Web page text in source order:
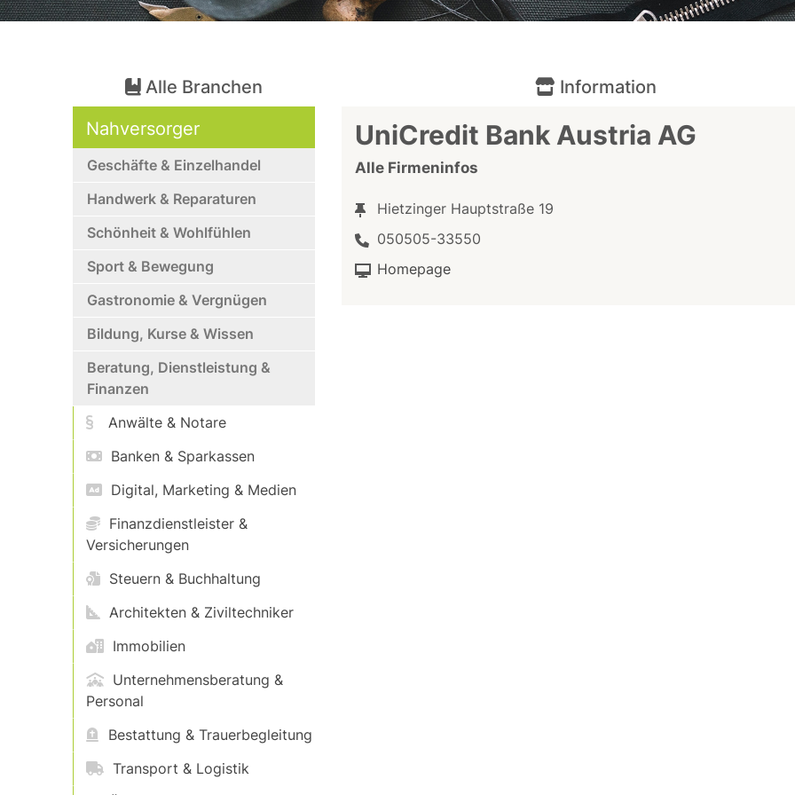
Alle Branchen
Information
Nahversorger
Geschäfte & Einzelhandel
Handwerk & Reparaturen
Schönheit & Wohlfühlen
Sport & Bewegung
Gastronomie & Vergnügen
Bildung, Kurse & Wissen
Beratung, Dienstleistung &
Finanzen
Anwälte & Notare
Banken & Sparkassen
Digital, Marketing & Medien
Finanzdienstleister &
Versicherungen
Steuern & Buchhaltung
Architekten & Ziviltechniker
Immobilien
Unternehmensberatung &
Personal
Bestattung & Trauerbegleitung
Transport & Logistik
UniCredit Bank Austria AG
Alle Firmeninfos
Hietzinger Hauptstraße 19
050505-33550
Homepage